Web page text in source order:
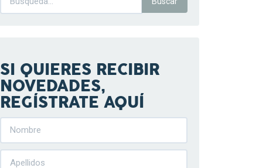
SI QUIERES RECIBIR
NOVEDADES,
REGÍSTRATE AQUÍ